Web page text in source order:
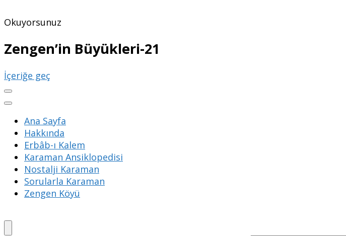
Okuyorsunuz
Zengen’in Büyükleri-21
İçeriğe geç
Ana Sayfa
Hakkında
Erbâb-ı Kalem
Karaman Ansiklopedisi
Nostalji Karaman
Sorularla Karaman
Zengen Köyü